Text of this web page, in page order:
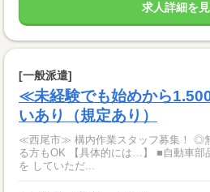
求人詳細を
[一般派遣]
≪未経験でも始めから
いあり（規定あり）
≪西尾市≫ 構内作業スタッフ募集！ ◎無資格・未経験 ブランクがあ
る方もOK 【具体的には…】 ■自動車部品の 組み付け、加工、検査
を していただ...